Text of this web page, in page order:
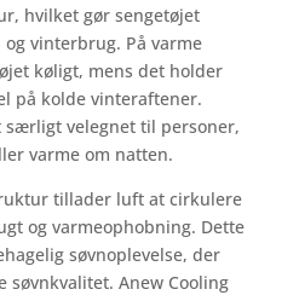
hvilket gør sengetøjet
vinterbrug. På varme
køligt, mens det holder
på kolde vinteraftener.
velegnet til personer,
varme om natten.
tillader luft at cirkulere
og varmeophobning. Dette
søvnoplevelse, der
Anew Cooling